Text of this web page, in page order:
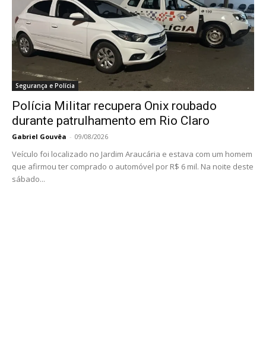
Segurança e Polícia
Polícia Militar recupera Onix roubado
durante patrulhamento em Rio Claro
Gabriel Gouvêa - 09/08/2026
Veículo foi localizado no Jardim Araucária e estava com um homem
que afirmou ter comprado o automóvel por R$ 6 mil. Na noite deste
sábado...